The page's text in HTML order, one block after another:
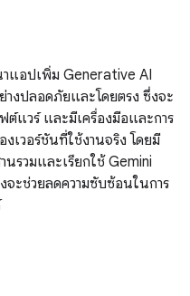
แอปเพิ่ม Generative AI
งปลอดภัยและโดยตรง ซึ่งจะ
แวร์ และมีเครื่องมือและการ
เวอร์ชันที่ใช้งานจริง โดยมี
รวมและเรียกใช้ Gemini
จะช่วยลดความซับซ้อนในการ